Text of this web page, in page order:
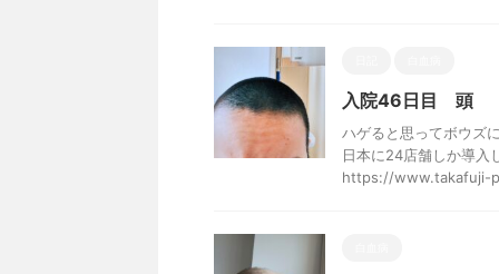
入院46日目 頭
ハゲると思ってボウズ
日本に24店舗しか導入
https://www.takafuji-